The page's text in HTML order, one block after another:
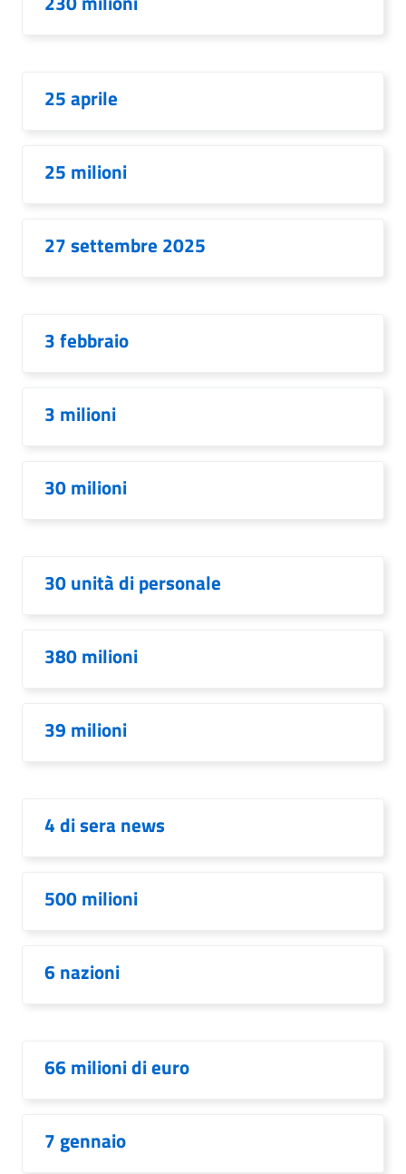
25 aprile
25 milioni
27 settembre 2025
3 febbraio
3 milioni
30 milioni
30 unità di personale
380 milioni
39 milioni
4 di sera news
500 milioni
6 nazioni
66 milioni di euro
7 gennaio